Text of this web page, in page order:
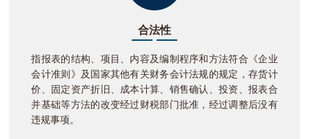
合法性
指报表的结构、项目、内容及编制程序和方法符合《企业
会计准则》及国家其他有关财务会计法规的规定，存货计
价、固定资产折旧、成本计算、销售确认、投资、报表合
并基础等方法的改变经过财税部门批准，经过调整后没有
违规事项。